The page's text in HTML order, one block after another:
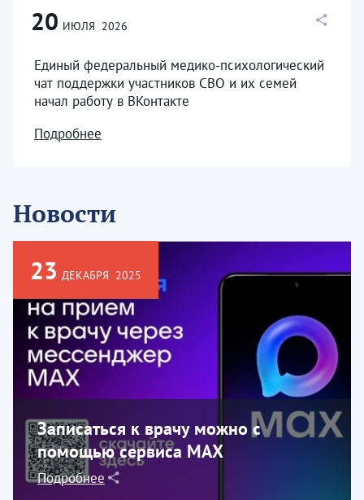
20 ИЮЛЯ 2026
Единый федеральный медико-психологический
чат поддержки участников СВО и их семей
начал работу в ВКонтакте
Подробнее
Новости
23 ДЕКАБРЯ 2025
Записаться к врачу можно с
помощью сервиса МАХ
Подробнее